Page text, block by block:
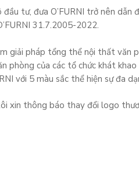
tư, đưa O’FURNI trở nên
31.7.2005-2022.
giải pháp tổng thể nội thất
phòng của các tổ chức khát
với 5 màu sắc thể hiện sự đa
xin thông báo thay đổi logo